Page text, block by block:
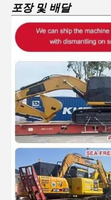
포장 및 배달